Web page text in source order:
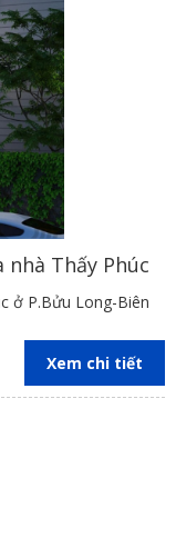
- Duy tu -
quán, nhà
chóng
KP 3, P.Trảng
Nai.
Tổ 37, KP4B,
Nai.
Thấy Phúc
ở P.Bửu Long-Biên
Xem chi tiết